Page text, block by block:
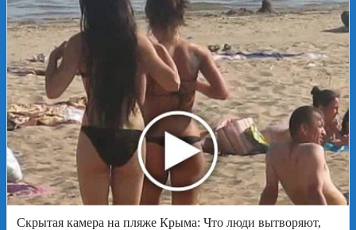
Скрытая камера на пляже Крыма: Что люди вытворяют,